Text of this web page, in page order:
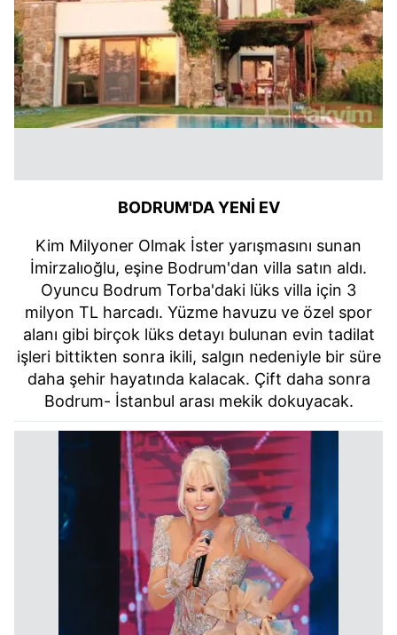
BODRUM'DA YENİ EV
Kim Milyoner Olmak İster yarışmasını sunan
İmirzalıoğlu, eşine Bodrum'dan villa satın aldı.
Oyuncu Bodrum Torba'daki lüks villa için 3
milyon TL harcadı. Yüzme havuzu ve özel spor
alanı gibi birçok lüks detayı bulunan evin tadilat
işleri bittikten sonra ikili, salgın nedeniyle bir süre
daha şehir hayatında kalacak. Çift daha sonra
Bodrum- İstanbul arası mekik dokuyacak.